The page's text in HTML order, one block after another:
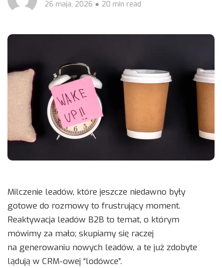
26 maja, 2026 20 min read
Milczenie leadów, które jeszcze niedawno były
gotowe do rozmowy to frustrujący moment.
Reaktywacja leadów B2B to temat, o którym
mówimy za mało; skupiamy się raczej
na generowaniu nowych leadów, a te już zdobyte
lądują w CRM-owej “lodówce”.